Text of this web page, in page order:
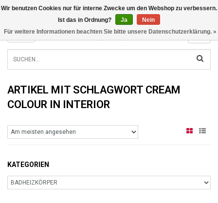
INFO@RADIATORS.SHOP
MENU
ARTIKEL MIT SCHLAGWORT CREAM
COLOUR IN INTERIOR
KATEGORIEN
Wir benutzen Cookies nur für interne Zwecke um den Webshop zu verbessern.
Ist das in Ordnung?
Ja
Nein
Für weitere Informationen beachten Sie bitte unsere Datenschutzerklärung. »